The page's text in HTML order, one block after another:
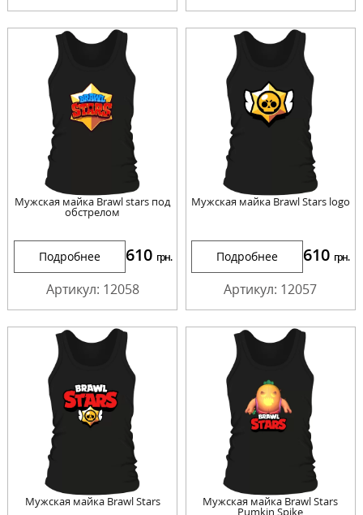
Мужская майка Brawl stars под
обстрелом
Подробнее 610 грн.
Артикул: 12058
Мужская майка Brawl Stars logo
Подробнее 610 грн.
Артикул: 12057
Мужская майка Brawl Stars Мужская майка Brawl Stars
Pumkin Spike